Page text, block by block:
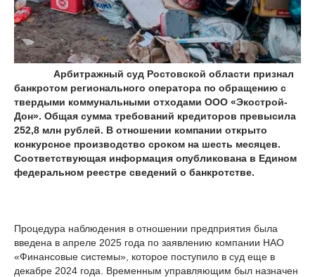
Арбитражный суд Ростовской области признал
банкротом регионального оператора по обращению с
твердыми коммунальными отходами ООО «Экострой-
Дон». Общая сумма требований кредиторов превысила
252,8 млн рублей. В отношении компании открыто
конкурсное производство сроком на шесть месяцев.
Соответствующая информация опубликована в Едином
федеральном реестре сведений о банкротстве.
Процедура наблюдения в отношении предприятия была
введена в апреле 2025 года по заявлению компании НАО
«Финансовые системы», которое поступило в суд еще в
декабре 2024 года. Временным управляющим был назначен